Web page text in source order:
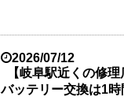
2026/07/12
【岐阜駅近くの修
バッテリー交換は1時